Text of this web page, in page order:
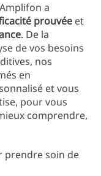
a
prouvée et
. De la
de vos besoins
nos
en
et vous
pour vous
comprendre,
prendre soin de